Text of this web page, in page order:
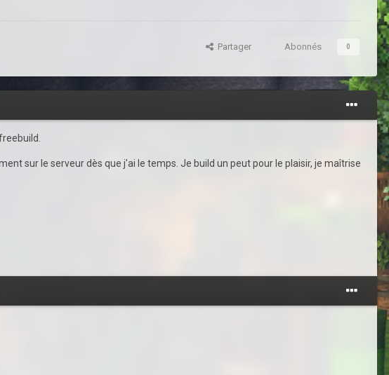
Partager Abonnés 0
sur le serveur dès que j'ai le temps. Je build un peut pour le plaisir, je maîtrise